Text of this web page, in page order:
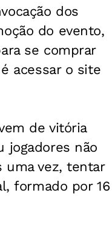
dos
do evento,
se comprar
acessar o site
de vitória
jogadores não
uma vez, tentar
formado por 16